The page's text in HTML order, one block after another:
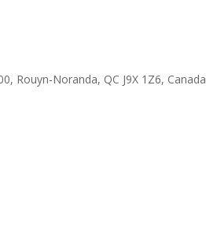
Rouyn-Noranda, QC J9X 1Z6, Canada